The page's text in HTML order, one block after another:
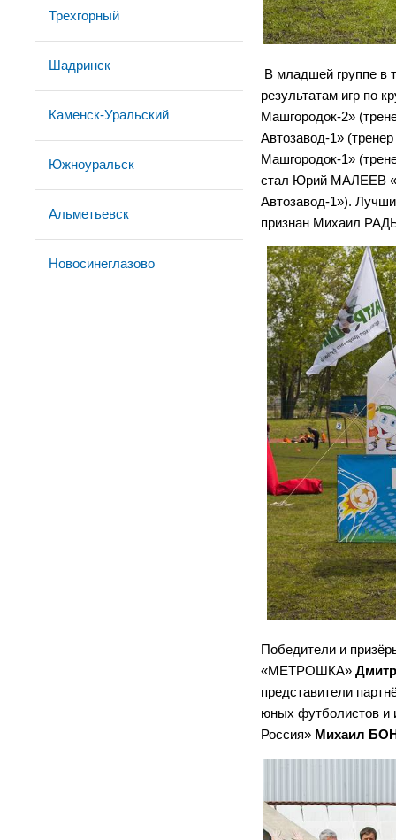
Трехгорный
Шадринск
Каменск-Уральский
Южноуральск
Альметьевск
Новосинеглазово
В младшей группе в
результатам игр по
Машгородок-2»
Автозавод-1»
Машгородок-1»
стал Юрий МАЛЕЕВ
Автозавод-1»).
признан Михаил
Победители и
«МЕТРОШКА»
представители
юных футболистов и
Россия» Михаил